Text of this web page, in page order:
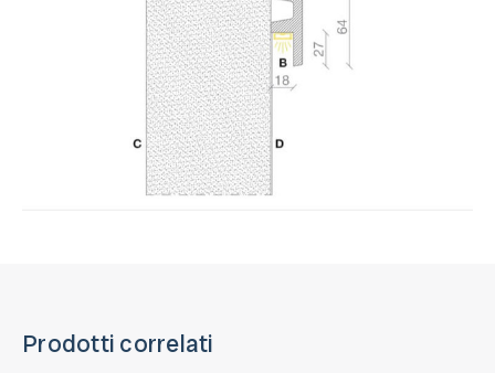
Prodotti correlati